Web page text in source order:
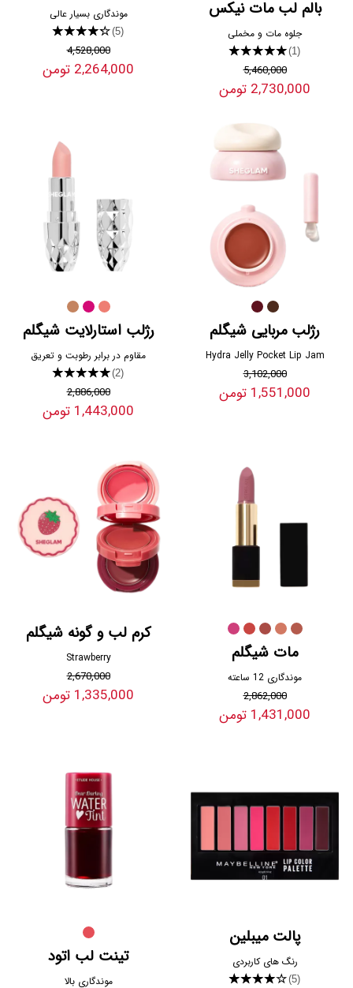
بالم لب مات نیکس
جلوه مات و مخملی
★★★★★(1)
5,460,000
2,730,000 تومن
موندگاری بسیار عالی
★★★★★(5)
4,528,000
2,264,000 تومن
رژلب مربایی شیگلم
Hydra Jelly Pocket Lip Jam
3,102,000
1,551,000 تومن
رژلب استارلایت شیگلم
مقاوم در برابر رطوبت و تعریق
★★★★★(2)
2,886,000
1,443,000 تومن
مات شیگلم
موندگاری 12 ساعته
2,862,000
1,431,000 تومن
کرم لب و گونه شیگلم
Strawberry
2,670,000
1,335,000 تومن
پالت میبلین
رنگ های کاربردی
★★★★★(5)
تینت لب اتود
موندگاری بالا